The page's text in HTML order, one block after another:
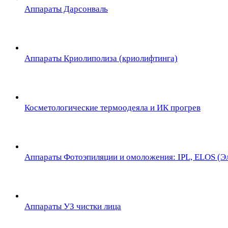
Аппараты Дарсонваль
Аппараты Криолиполиза (криолифтинга)
Косметологические термоодеяла и ИК прогрев
Аппараты Фотоэпиляции и омоложения: IPL, ELOS
Аппараты УЗ чистки лица